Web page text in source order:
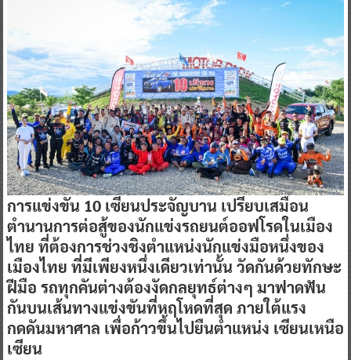
การแข่งขัน 10 เซียนประจัญบาน เปรียบเสมือน
ตำนานการต่อสู้ของนักแข่งรถยนต์ออฟโรดในเมือง
ไทย ที่ต้องการช่วงชิงตำแหน่งนักแข่งมือหนึ่งของ
เมืองไทย ที่มีเพียงหนึ่งเดียวเท่านั้น วัดกันด้วยทักษะ
ฝีมือ รถทุกคันต่างต้องงัดกลยุทธ์ต่างๆ มาฟาดฟัน
กันบนเส้นทางแข่งขันที่หฤโหดที่สุด ภายใต้แรง
กดดันมหาศาล เพื่อก้าวขึ้นไปยืนตำแหน่ง เซียนเหนือ
เซียน